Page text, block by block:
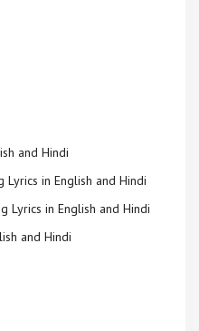
and Hindi
Lyrics in English and Hindi
Lyrics in English and Hindi
and Hindi